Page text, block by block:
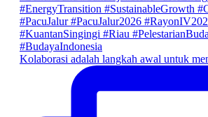
Kolaborasi adalah langkah awal untuk